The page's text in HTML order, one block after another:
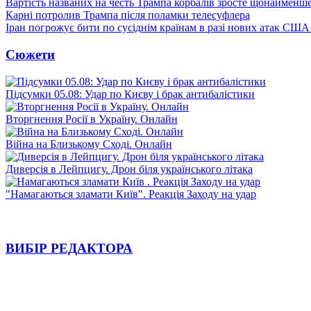
Вартість названих на честь Трампа корбалів зросте
Карні потролив Трампа після поламки телесуфлера
Іран погрожує бити по сусіднім країнам в разі нових атак
Сюжети
Підсумки 05.08: Удар по Києву і брак антибалістики
Вторгнення Росії в Україну. Онлайн
Війна на Близькому Сході. Онлайн
Диверсія в Лейпцигу. Дрон біля українського літака
"Намагаються зламати Київ". Реакція Заходу на удар
ВИБІР РЕДАКТОРА